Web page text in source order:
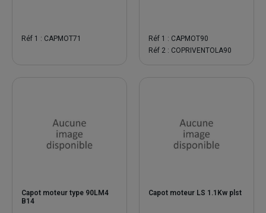
Réf 1 : CAPMOT71
Réf 1 : CAPMOT90
Réf 2 : COPRIVENTOLA90
Capot moteur type 90LM4
B14
Capot moteur LS 1.1Kw plst